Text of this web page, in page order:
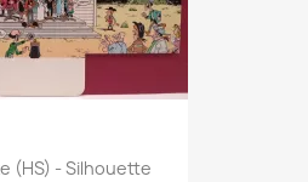
(HS) - Silhouette